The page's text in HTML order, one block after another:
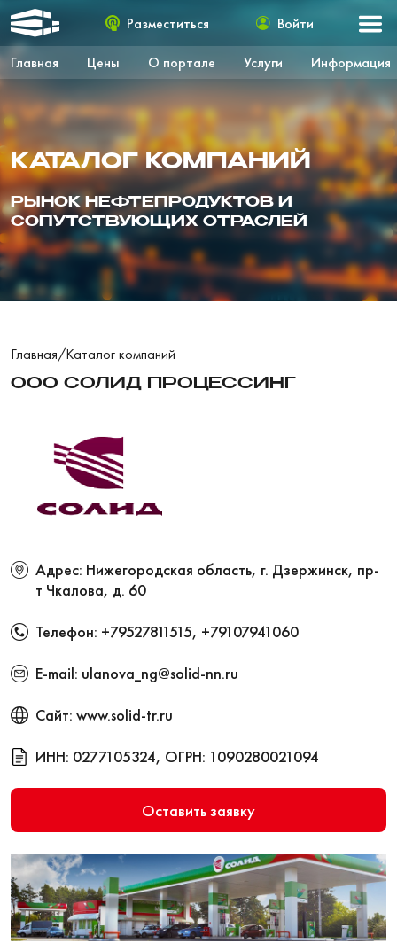
Главная Цены О портале Услуги Информация
Разместиться Войти
КАТАЛОГ КОМПАНИЙ
РЫНОК НЕФТЕПРОДУКТОВ И
СОПУТСТВУЮЩИХ ОТРАСЛЕЙ
Главная/Каталог компаний
ООО СОЛИД ПРОЦЕССИНГ
Адрес: Нижегородская область, г. Дзержинск, пр-
т Чкалова, д. 60
Телефон: +79527811515, +79107941060
E-mail: ulanova_ng@solid-nn.ru
Сайт: www.solid-tr.ru
ИНН: 0277105324, ОГРН: 1090280021094
Оставить заявку